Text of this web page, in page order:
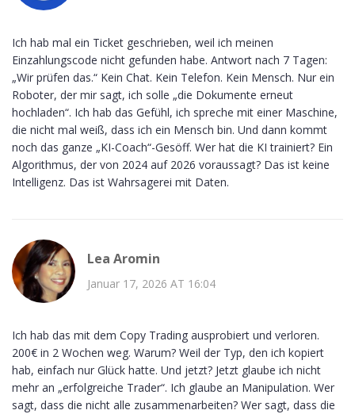
Ich hab mal ein Ticket geschrieben, weil ich meinen
Einzahlungscode nicht gefunden habe. Antwort nach 7 Tagen:
„Wir prüfen das.“ Kein Chat. Kein Telefon. Kein Mensch. Nur ein
Roboter, der mir sagt, ich solle „die Dokumente erneut
hochladen“. Ich hab das Gefühl, ich spreche mit einer Maschine,
die nicht mal weiß, dass ich ein Mensch bin. Und dann kommt
noch das ganze „KI-Coach“-Gesöff. Wer hat die KI trainiert? Ein
Algorithmus, der von 2024 auf 2026 voraussagt? Das ist keine
Intelligenz. Das ist Wahrsagerei mit Daten.
Lea Aromin
Januar 17, 2026 AT 16:04
Ich hab das mit dem Copy Trading ausprobiert und verloren.
200€ in 2 Wochen weg. Warum? Weil der Typ, den ich kopiert
hab, einfach nur Glück hatte. Und jetzt? Jetzt glaube ich nicht
mehr an „erfolgreiche Trader“. Ich glaube an Manipulation. Wer
sagt, dass die nicht alle zusammenarbeiten? Wer sagt, dass die